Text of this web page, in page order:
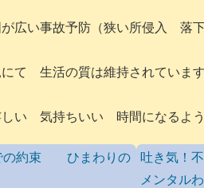
広い事故予防（狭い所侵入 落
て 生活の質は維持されています
い 気持ちいい 時間になるよ
の約束 ひまわりの
吐き気！
メンタル